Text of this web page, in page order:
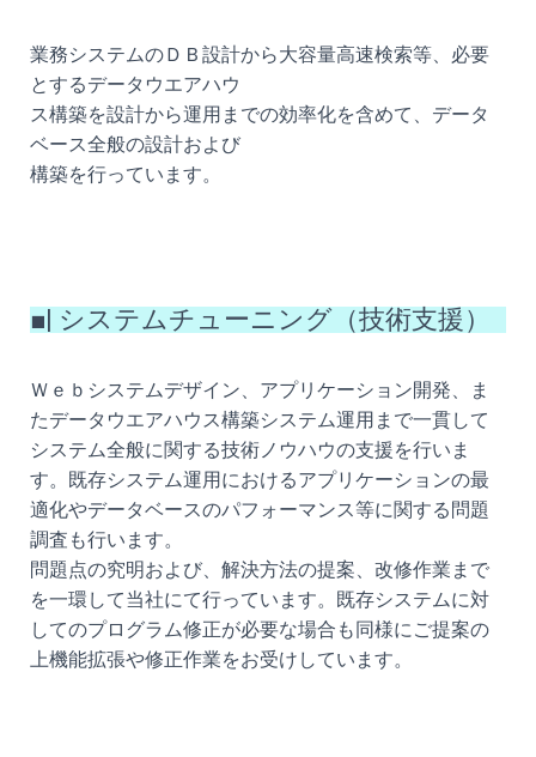
業務システムのＤＢ設計から大容量高速検索等、必要
とするデータウエアハウ
ス構築を設計から運用までの効率化を含めて、データ
ベース全般の設計および
構築を行っています。
■| システムチューニング（技術支援）
Ｗｅｂシステムデザイン、アプリケーション開発、ま
たデータウエアハウス構築システム運用まで一貫して
システム全般に関する技術ノウハウの支援を行いま
す。既存システム運用におけるアプリケーションの最
適化やデータベースのパフォーマンス等に関する問題
調査も行います。
問題点の究明および、解決方法の提案、改修作業まで
を一環して当社にて行っています。既存システムに対
してのプログラム修正が必要な場合も同様にご提案の
上機能拡張や修正作業をお受けしています。